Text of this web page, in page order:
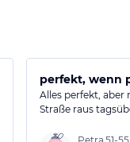
perfekt, wenn
Alles perfekt, aber
Straße raus